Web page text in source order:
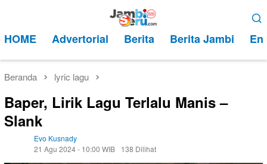
kontenMobile
HOME Advertorial Berita Berita Jambi
Beranda lyric lagu
Baper, Lirik Lagu Terlalu Manis –
Slank
Evo Kusnady
21 Agu 2024 - 10:00 WIB
138 Dilihat